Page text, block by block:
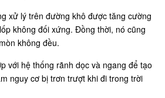
xử lý trên đường khô được tăng cường
không đối xứng. Đồng thời, nó cũng
không đều.
với hệ thống rãnh dọc và ngang để tạo
nguy cơ bị trơn trượt khi đi trong trời